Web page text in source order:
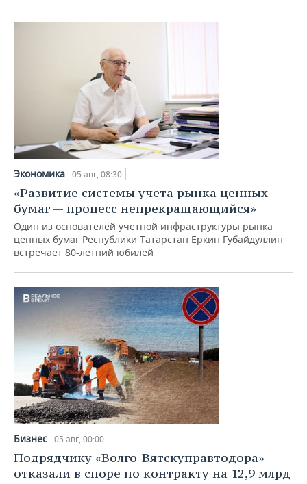
ONLINE-КОНФЕРЕНЦИИ
ОТКРЫТАЯ ЛЕКЦИЯ
КИБЕРСПОРТ
ФИГУРНОЕ КАТАНИЕ
ВОДНЫЕ ВИДЫ СПОРТА
ХОККЕЙ С МЯЧОМ
ИНФРАСТРУКТУРА
КУЛЬТУРА
МЕДИЦИНА
ОБРАЗОВАНИЕ
ПРОИСШЕСТВИЯ
СПИСОК ПЕРСОН
СПИСОК КОМПАНИЙ
ПОЛНАЯ ВЕРСИЯ
Экономика 05 авг, 08:30
«Развитие системы учета рынка ценных
бумаг — процесс непрекращающийся»
Один из основателей учетной инфраструктуры рынка
ценных бумаг Республики Татарстан Еркин Губайдуллин
встречает 80-летний юбилей
Бизнес 05 авг, 00:00
Подрядчику «Волго-Вятскуправтодора»
отказали в споре по контракту на 12,9 млрд